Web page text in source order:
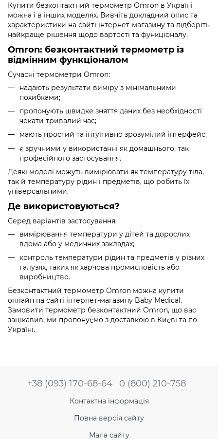
Купити безконтактний термометр Omron в Україні
можна і в інших моделях. Вивчіть докладний опис та
характеристики на сайті інтернет-магазину та підберіть
найкраще рішення щодо вартості та функціоналу.
Omron: безконтактний термометр із
відмінним функціоналом
Сучасні термометри Omron:
надають результати виміру з мінімальними
похибками;
пропонують швидке зняття даних без необхідності
чекати тривалий час;
мають простий та інтуїтивно зрозумілий інтерфейс;
є зручними у використанні як домашнього, так
професійного застосування.
Деякі моделі можуть вимірювати як температуру тіла,
так й температуру рідин і предметів, що робить їх
універсальними.
Де використовуються?
Серед варіантів застосування:
вимірювання температури у дітей та дорослих
вдома або у медичних закладах;
контроль температури рідин та предметів у різних
галузях, таких як харчова промисловість або
виробництво.
Безконтактний термометр Omron можна купити
онлайн на сайті інтернет-магазину Baby Medical.
Замовити термометр безконтактний Omron, що вас
зацікавив, ми пропонуємо з доставкою в Києві та по
Україні.
+38 (093) 170-68-64 0 (800) 210-758
Контактна інформація
Повна версія сайту
Мапа сайту